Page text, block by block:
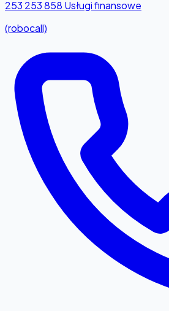
253 253 858 Usługi finansowe
(robocall)